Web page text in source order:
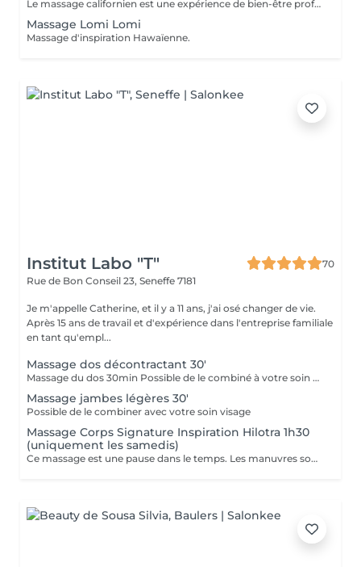
Le massage californien est une expérience de bien-être profondément relaxante, qui invite à un lâcher-prise total et à une harmonie du corps et de l'esprit. Inspiré des techniques de relaxation douce et enveloppante, ce massage utilise de longs mouvements fluides, lents et réguliers, combinés à des pressions légères à modérées, pour libérer les tensions et favoriser la circulation de l'énergie.
Massage Lomi Lomi
Massage d'inspiration Hawaïenne.
Institut Labo "T"
70
Rue de Bon Conseil 23, Seneffe 7181
Je m'appelle Catherine, et il y a 11 ans, j'ai osé changer de vie.
Après 15 ans de travail et d'expérience dans l'entreprise familiale
en tant qu'empl...
Massage dos décontractant 30'
Massage du dos 30min Possible de le combiné à votre soin visage
Massage jambes légères 30'
Possible de le combiner avec votre soin visage
Massage Corps Signature Inspiration Hilotra 1h30
(uniquement les samedis)
Ce massage est une pause dans le temps. Les manuvres sont très lentes et profondes inspirées du massage Hilotra d'Afrique. Décontraction musculaire, apaisement de l'être et transfert d'énergie positive et apaisante. Dans ce massage, il est possible d'exfolier avec la poudre de cacao sur demande et je travaille également avec la cryothérapie (+38 degrés) au niveau du dos pour reproduire l'effet des pierres chaudes